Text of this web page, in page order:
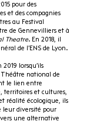
pour des
et des compagnies
au Festival
de Gennevilliers et à
Theatre. En 2018, il
de l’ENS de Lyon.
2019 lorsqu’ils
Théâtre national de
le lien entre
territoires et cultures,
réalité écologique, ils
leur diversité pour
une alternative